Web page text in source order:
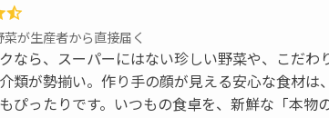
が生産者から直接届く
なら、スーパーにはない珍しい野菜や、こだわ
類が勢揃い。作り手の顔が見える安心な食材は
ぴったりです。いつもの食卓を、新鮮な「本物